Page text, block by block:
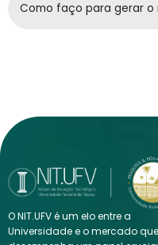
Como faço para gerar o
O NIT.UFV é um elo entre a
Universidade e o mercado que